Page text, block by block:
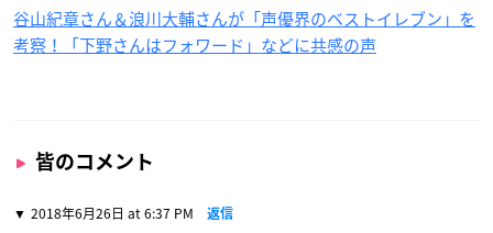
谷山紀章さん＆浪川大輔さんが「声優界のベストイレブン」を
考察！「下野さんはフォワード」などに共感の声
皆のコメント
2018年6月26日 at 6:37 PM 返信